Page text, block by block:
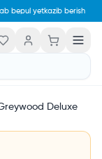
bepul yetkazib berish
Deluxe